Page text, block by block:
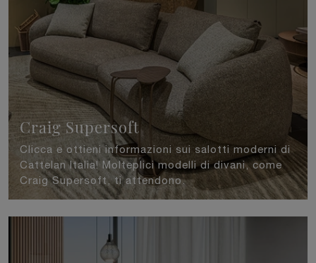
Craig Supersoft
Clicca e ottieni informazioni sui salotti moderni di
Cattelan Italia! Molteplici modelli di divani, come
Craig Supersoft, ti attendono.